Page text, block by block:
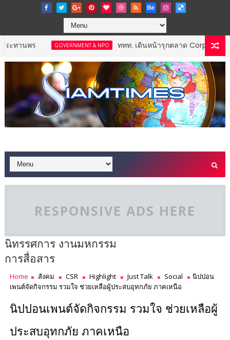
ร GOVERNMENT & NPO ททท. เดินหน้ารุกตลาด Corporate Travel
RESPONSIVE ADS HERE
นิทรรศการ งานมหกรรม
การสื่อสาร
Home สังคม CSR Highlight Just Talk Social
นิปปอน
เพนต์จัดกิจกรรม รวมใจ ช่วยเหลือผู้ประสบอุทกภัย ภาคเหนือ
นิปปอนเพนต์จัดกิจกรรม รวมใจ ช่วยเหลือผู้
ประสบอุทกภัย ภาคเหนือ